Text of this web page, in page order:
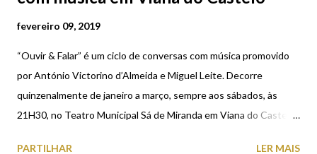
fevereiro 09, 2019
“Ouvir & Falar” é um ciclo de conversas com música promovido
por António Victorino d’Almeida e Miguel Leite. Decorre
quinzenalmente de janeiro a março, sempre aos sábados, às
21H30, no Teatro Municipal Sá de Miranda em Viana do Castelo.
PARTILHAR LER MAIS